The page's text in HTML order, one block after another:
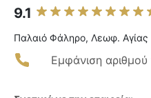
9.1
Παλαιό Φάληρο, Λεωφ.
Εμφάνιση